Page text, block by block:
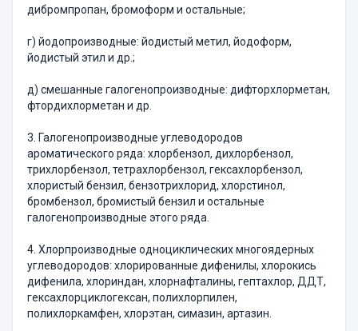
дибромпропан, бромоформ и остальные;
г) йодопроизводные: йодистый метил, йодоформ,
йодистый этил и др.;
д) смешанные галогенопроизводные: дифторхлорметан,
фтордихлорметан и др.
3. Галогенопроизводные углеводородов
ароматического ряда: хлорбензол, дихлорбензол,
трихлорбензол, тетрахлорбензол, гексахлорбензол,
хлористый бензил, бензотрихлорид, хлорстинол,
бромбензол, бромистый бензил и остальные
галогенопроизводные этого ряда.
4. Хлорпроизводные одноциклических многоядерных
углеводородов: хлорированные дифенилы, хлорокись
дифенила, хлориндан, хлорнафталины, гептахлор, ДДТ,
гексахлорциклогексан, полихлорпилен,
полихлоркамфен, хлорэтан, симазин, артазин.